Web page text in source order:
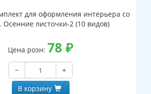
для оформления интерьера со
Осенние листочки-2 (10 видов)
Цена розн: 78 ₽
−
+
В корзину